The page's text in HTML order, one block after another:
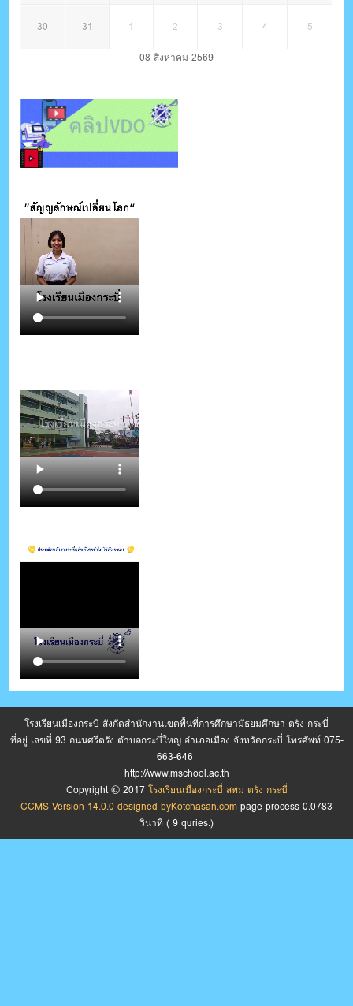
30 31 1 2 3 4 5
08 สิงหาคม 2569
โรงเรียนเมืองกระบี่ สังกัดสำนักงานเขตพื้นที่การศึกษามัธยมศึกษา ตรัง กระบี่
ที่อยู่ เลขที่ 93 ถนนศรีตรัง ตำบลกระบี่ใหญ่ อำเภอเมือง จังหวัดกระบี่ โทรศัพท์ 075-
663-646
http://www.mschool.ac.th
Copyright © 2017 โรงเรียนเมืองกระบี่ สพม ตรัง กระบี่
GCMS Version 14.0.0 designed byKotchasan.com page process 0.0783
วินาที ( 9 quries.)